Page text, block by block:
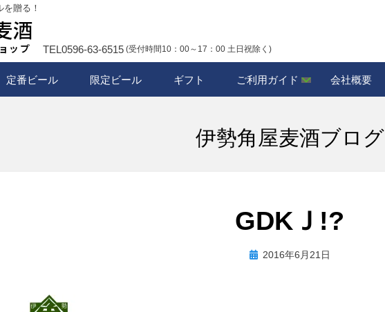
贈る！
TEL0596-63-6515 (受付時間10：00～17：00 土日祝除く)
定番ビール 限定ビール ギフト ご利用ガイド 会社概要
伊勢角屋麦酒ブログ
GDKＪ!?
投稿者biyagura.by
投 2016年6月21日